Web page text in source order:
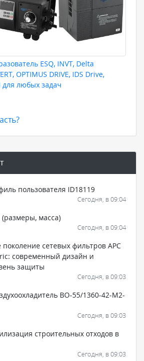
ESQ, INVT, Delta
OPTIMUS DRIVE, IDS Drive,
для любых задач
пользователя ID18119
Сегодня, в 09:04
масса)
Сегодня, в 09:04
поколение сетевых фильтров APC
современный дизайн и
защиты
Сегодня, в 09:03
ВО-55/1360-42-М2-
Сегодня, в 09:03
строительных отходов в
Сегодня, в 09:03